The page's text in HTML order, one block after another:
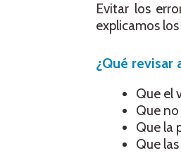
Evitar los
explicamos
¿Qué
Que el
Que
Que la
Que